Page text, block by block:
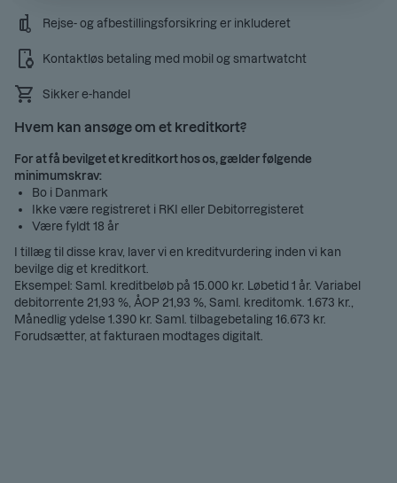
Rejse- og afbestillingsforsikring er inkluderet
Kontaktløs betaling med mobil og smartwatcht
Sikker e-handel
Hvem kan ansøge om et kreditkort?
For at få bevilget et kreditkort hos os, gælder følgende
minimumskrav:
Bo i Danmark
Ikke være registreret i RKI eller Debitorregisteret
Være fyldt 18 år
I tillæg til disse krav, laver vi en kreditvurdering inden vi kan
bevilge dig et kreditkort.
Eksempel: Saml. kreditbeløb på 15.000 kr. Løbetid 1 år. Variabel
debitorrente 21,93 %, ÅOP 21,93 %, Saml. kreditomk. 1.673 kr.,
Månedlig ydelse 1.390 kr. Saml. tilbagebetaling 16.673 kr.
Forudsætter, at fakturaen modtages digitalt.